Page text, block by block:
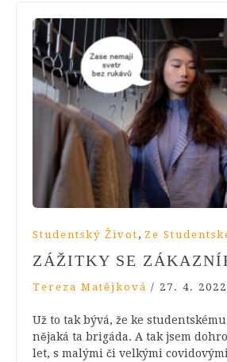
Studentský Život , Ze
ZÁŽITKY SE
Tereza Matějková / 27. 4. 2022
Už to tak bývá, že ke
nějaká ta brigáda. A tak jsem
let, s malými či velkými